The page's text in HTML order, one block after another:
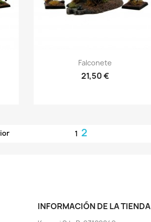
Vista rápida
Falconete
21,50 €
1 2
INFORMACIÓN DE LA TIENDA